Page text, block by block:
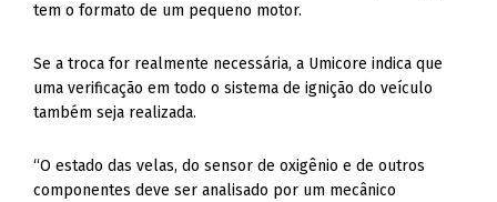
tem o formato de um pequeno motor.
Se a troca for realmente necessária, a Umicore indica que
uma verificação em todo o sistema de ignição do veículo
também seja realizada.
“O estado das velas, do sensor de oxigênio e de outros
componentes deve ser analisado por um mecânico